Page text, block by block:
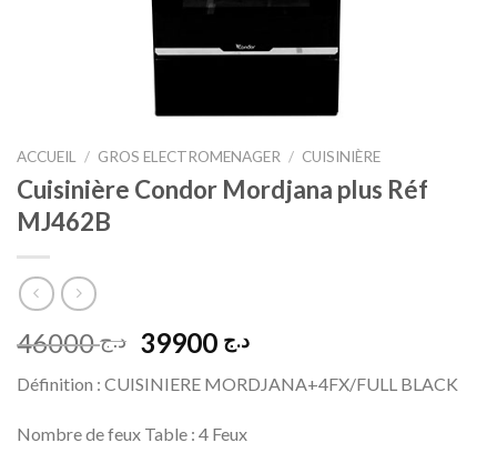
ACCUEIL / GROS ELECTROMENAGER / CUISINIÈRE
Cuisinière Condor Mordjana plus Réf
MJ462B
د.ج46000
Le
initial
était :
د.جLe
actuel
Définition : CUISINIERE MORDJANA+4FX/FULL BLACK
Nombre de feux Table : 4 Feux